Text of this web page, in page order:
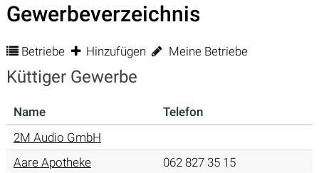
Gewerbeverzeichnis
Betriebe Hinzufügen Meine Betriebe
Küttiger Gewerbe
Name
Telefon
2M Audio GmbH
Aare Apotheke
062 827 35 15